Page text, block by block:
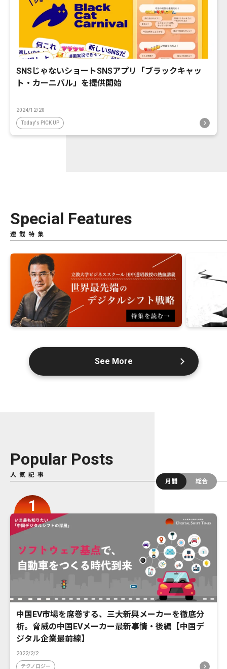
SNSじゃないショートSNSアプリ「ブラックキャッ
ト・カーニバル」を提供開始
2024/12/20
Today's PICK UP
Special Features
連載特集
See More
Popular Posts
人気記事
月間
総合
中国EV市場を席巻する、三大新興メーカーを徹底分
析。脅威の中国EVメーカー最新事情・後編【中国デ
ジタル企業最前線】
2022/2/2
テクノロジー